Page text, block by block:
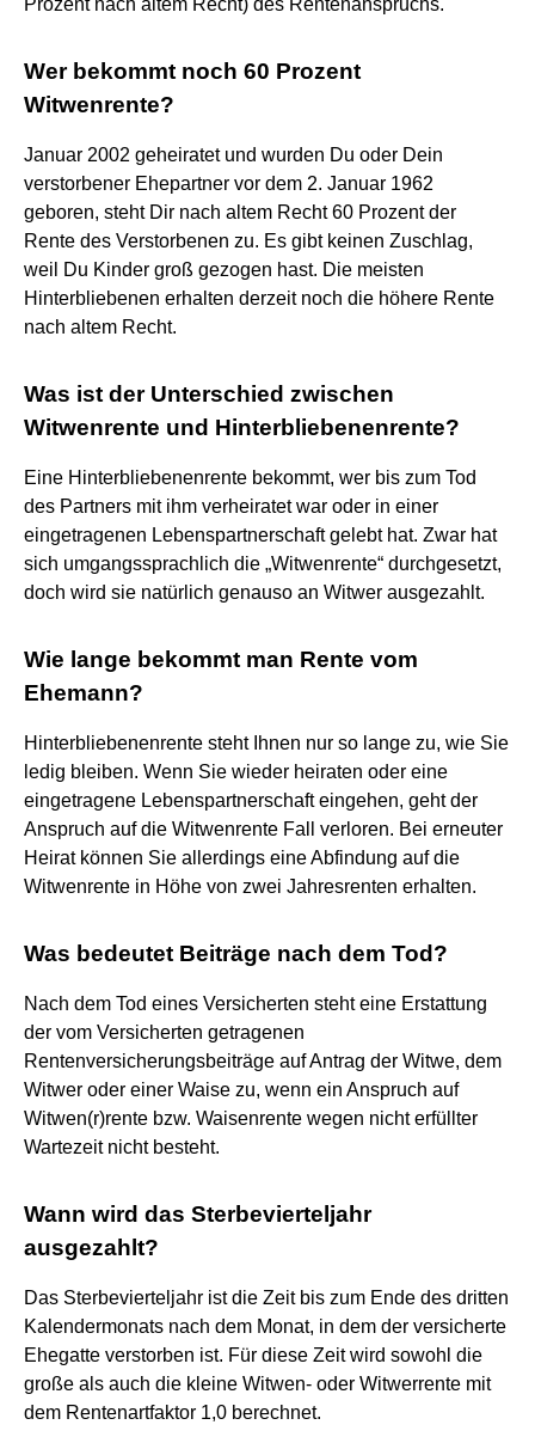
Wer bekommt noch 60 Prozent
Witwenrente?
Januar 2002 geheiratet und wurden Du oder Dein
verstorbener Ehepartner vor dem 2. Januar 1962
geboren, steht Dir nach altem Recht 60 Prozent der
Rente des Verstorbenen zu. Es gibt keinen Zuschlag,
weil Du Kinder groß gezogen hast. Die meisten
Hinterbliebenen erhalten derzeit noch die höhere Rente
nach altem Recht.
Was ist der Unterschied zwischen
Witwenrente und Hinterbliebenenrente?
Eine Hinterbliebenenrente bekommt, wer bis zum Tod
des Partners mit ihm verheiratet war oder in einer
eingetragenen Lebenspartnerschaft gelebt hat. Zwar hat
sich umgangssprachlich die „Witwenrente“ durchgesetzt,
doch wird sie natürlich genauso an Witwer ausgezahlt.
Wie lange bekommt man Rente vom
Ehemann?
Hinterbliebenenrente steht Ihnen nur so lange zu, wie Sie
ledig bleiben. Wenn Sie wieder heiraten oder eine
eingetragene Lebenspartnerschaft eingehen, geht der
Anspruch auf die Witwenrente Fall verloren. Bei erneuter
Heirat können Sie allerdings eine Abfindung auf die
Witwenrente in Höhe von zwei Jahresrenten erhalten.
Was bedeutet Beiträge nach dem Tod?
Nach dem Tod eines Versicherten steht eine Erstattung
der vom Versicherten getragenen
Rentenversicherungsbeiträge auf Antrag der Witwe, dem
Witwer oder einer Waise zu, wenn ein Anspruch auf
Witwen(r)rente bzw. Waisenrente wegen nicht erfüllter
Wartezeit nicht besteht.
Wann wird das Sterbevierteljahr
ausgezahlt?
Das Sterbevierteljahr ist die Zeit bis zum Ende des dritten
Kalendermonats nach dem Monat, in dem der versicherte
Ehegatte verstorben ist. Für diese Zeit wird sowohl die
große als auch die kleine Witwen- oder Witwerrente mit
dem Rentenartfaktor 1,0 berechnet.